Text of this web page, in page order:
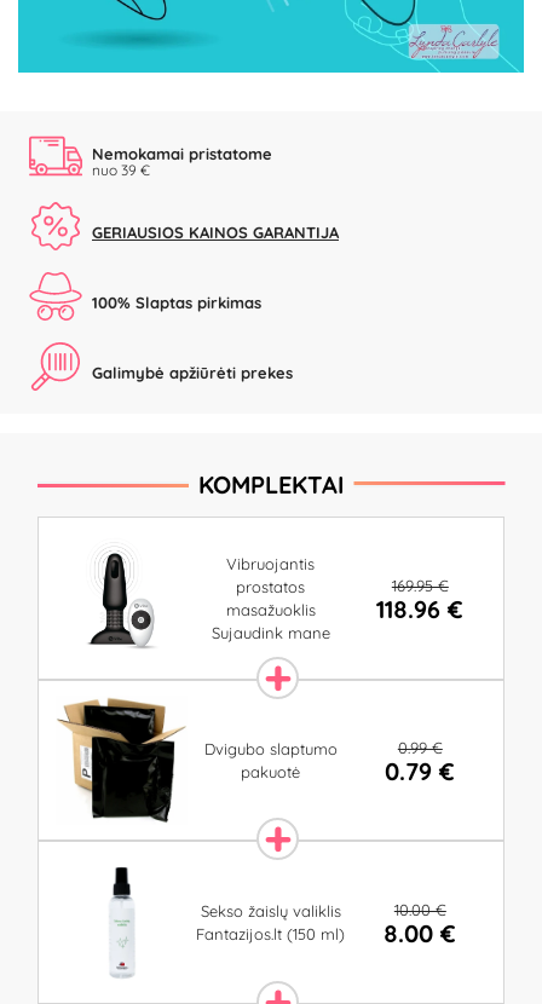
Video
Nemokamai pristatome
nuo 39 €
GERIAUSIOS KAINOS GARANTIJA
100% Slaptas pirkimas
Galimybė apžiūrėti prekes
KOMPLEKTAI
Vibruojantis
prostatos
masažuoklis
Sujaudink mane
169.95 €
118.96 €
Dvigubo slaptumo
pakuotė
0.99 €
0.79 €
Sekso žaislų valiklis
Fantazijos.lt (150 ml)
10.00 €
8.00 €